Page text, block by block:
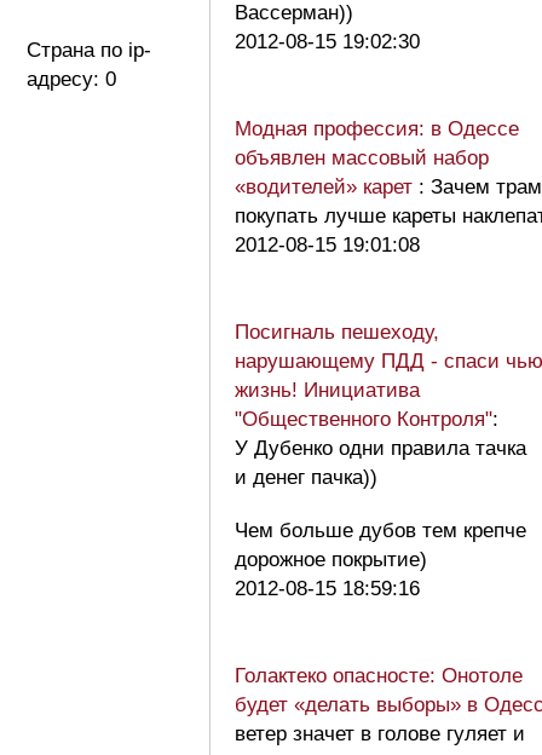
Страна по ip-
адресу: 0
Вассерман))
2012-08-15 19:02:30
Модная профессия: в Одессе
объявлен массовый набор
«водителей» карет : Зачем
покупать лучше кареты
2012-08-15 19:01:08
Посигналь пешеходу,
нарушающему ПДД - спаси
жизнь! Инициатива
"Общественного Контроля":
У Дубенко одни правила тачка
и денег пачка))
Чем больше дубов тем крепче
дорожное покрытие)
2012-08-15 18:59:16
Голактеко опасносте: Онотоле
будет «делать выборы» в
ветер значет в голове гуляет и